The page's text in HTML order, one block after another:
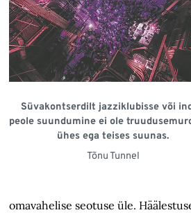
Süvakontserdilt jazziklubisse või
peole suundumine ei ole
ühes ega teises suunas.
Tõnu Tunnel
omavahelise seotuse üle.